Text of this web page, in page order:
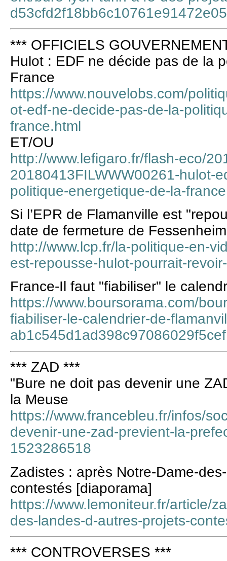
*** OFFICIELS
Hulot : EDF ne décide pas de la
France
https://www.nouvelobs.com/
ot-edf-ne-decide-pas-de-la-
france.html
ET/OU
http://www.lefigaro.fr/flash-eco/
20180413FILWWW00261-hulot-
politique-energetique-de-la-
Si l’EPR de Flamanville est
date de fermeture de Fessenheim
http://www.lcp.fr/la-politique-en-
est-repousse-hulot-pourrait-
France-Il faut "fiabiliser" le
https://www.boursorama.com/
fiabiliser-le-calendrier-de-
*** ZAD ***
"Bure ne doit pas devenir une
la Meuse
https://www.francebleu.fr/infos/
devenir-une-zad-previent-la-
1523286518
Zadistes : après Notre-Dame-
contestés [diaporama]
https://www.lemoniteur.fr/article/
des-landes-d-autres-projets-
*** CONTROVERSES ***